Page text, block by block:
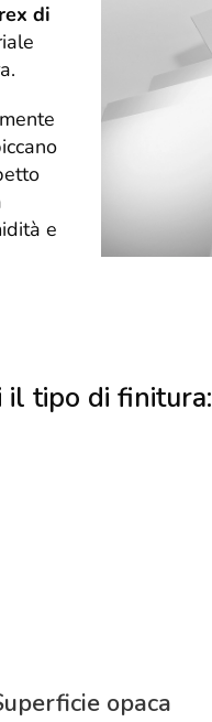
di
e
il tipo di finitura:
opaca